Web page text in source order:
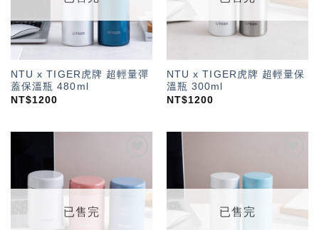
NTU x TIGER虎牌 超輕量彈
蓋保溫瓶 480ml
NT$1200
NTU x TIGER虎牌 超輕量保
溫瓶 300ml
NT$1200
「願
望輕
已售完
望輕
已售完